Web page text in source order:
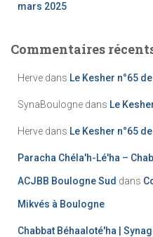
mars 2025
Commentaires
Herve dans Le Kesher n°65
SynaBoulogne dans Le
Herve dans Le Kesher n°65
Paracha Chéla'h-Lé'ha –
ACJBB Boulogne Sud dans
Mikvés à Boulogne
Chabbat Béhaaloté'ha |